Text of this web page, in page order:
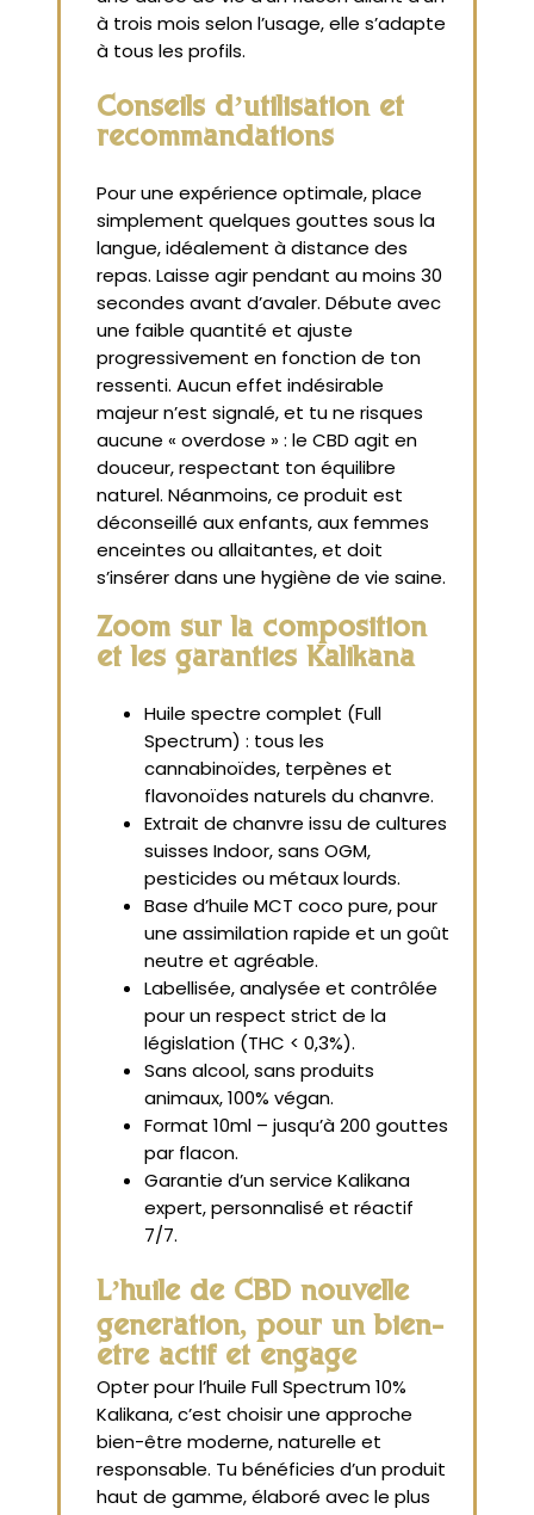
à trois mois selon l’usage, elle s’adapte
à tous les profils.
Conseils d’utilisation et
recommandations
Pour une expérience optimale, place
simplement quelques gouttes sous la
langue, idéalement à distance des
repas. Laisse agir pendant au moins 30
secondes avant d’avaler. Débute avec
une faible quantité et ajuste
progressivement en fonction de ton
ressenti. Aucun effet indésirable
majeur n’est signalé, et tu ne risques
aucune « overdose » : le CBD agit en
douceur, respectant ton équilibre
naturel. Néanmoins, ce produit est
déconseillé aux enfants, aux femmes
enceintes ou allaitantes, et doit
s’insérer dans une hygiène de vie saine.
Zoom sur la composition
et les garanties Kalikana
Huile spectre complet (Full
Spectrum) : tous les
cannabinoïdes, terpènes et
flavonoïdes naturels du chanvre.
Extrait de chanvre issu de cultures
suisses Indoor, sans OGM,
pesticides ou métaux lourds.
Base d’huile MCT coco pure, pour
une assimilation rapide et un goût
neutre et agréable.
Labellisée, analysée et contrôlée
pour un respect strict de la
législation (THC < 0,3%).
Sans alcool, sans produits
animaux, 100% végan.
Format 10ml – jusqu’à 200 gouttes
par flacon.
Garantie d’un service Kalikana
expert, personnalisé et réactif
7/7.
L’huile de CBD nouvelle
génération, pour un bien-
être actif et engagé
Opter pour l’huile Full Spectrum 10%
Kalikana, c’est choisir une approche
bien-être moderne, naturelle et
responsable. Tu bénéficies d’un produit
haut de gamme, élaboré avec le plus